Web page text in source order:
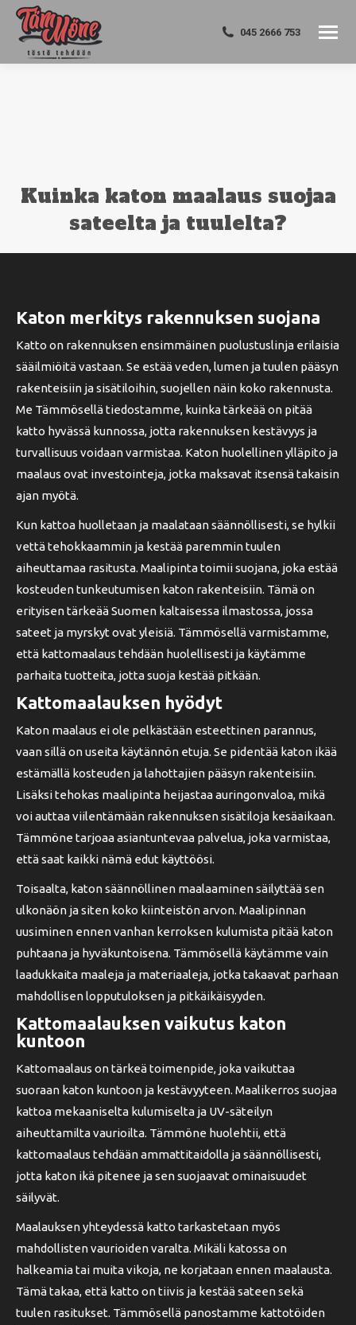
045 2666 753
Kuinka katon maalaus suojaa
sateelta ja tuulelta?
Katon merkitys rakennuksen suojana
Katto on rakennuksen ensimmäinen puolustuslinja erilaisia
sääilmiöitä vastaan. Se estää veden, lumen ja tuulen pääsyn
rakenteisiin ja sisätiloihin, suojellen näin koko rakennusta.
Me Tämmösellä tiedostamme, kuinka tärkeää on pitää
katto hyvässä kunnossa, jotta rakennuksen kestävyys ja
turvallisuus voidaan varmistaa. Katon huolellinen ylläpito ja
maalaus ovat investointeja, jotka maksavat itsensä takaisin
ajan myötä.
Kun kattoa huolletaan ja maalataan säännöllisesti, se hylkii
vettä tehokkaammin ja kestää paremmin tuulen
aiheuttamaa rasitusta. Maalipinta toimii suojana, joka estää
kosteuden tunkeutumisen katon rakenteisiin. Tämä on
erityisen tärkeää Suomen kaltaisessa ilmastossa, jossa
sateet ja myrskyt ovat yleisiä. Tämmösellä varmistamme,
että kattomaalaus tehdään huolellisesti ja käytämme
parhaita tuotteita, jotta suoja kestää pitkään.
Kattomaalauksen hyödyt
Katon maalaus ei ole pelkästään esteettinen parannus,
vaan sillä on useita käytännön etuja. Se pidentää katon ikää
estämällä kosteuden ja lahottajien pääsyn rakenteisiin.
Lisäksi tehokas maalipinta heijastaa auringonvaloa, mikä
voi auttaa viilentämään rakennuksen sisätiloja kesäaikaan.
Tämmöne tarjoaa asiantuntevaa palvelua, joka varmistaa,
että saat kaikki nämä edut käyttöösi.
Toisaalta, katon säännöllinen maalaaminen säilyttää sen
ulkonäön ja siten koko kiinteistön arvon. Maalipinnan
uusiminen ennen vanhan kerroksen kulumista pitää katon
puhtaana ja hyväkuntoisena. Tämmösellä käytämme vain
laadukkaita maaleja ja materiaaleja, jotka takaavat parhaan
mahdollisen lopputuloksen ja pitkäikäisyyden.
Kattomaalauksen vaikutus katon
kuntoon
Kattomaalaus on tärkeä toimenpide, joka vaikuttaa
suoraan katon kuntoon ja kestävyyteen. Maalikerros suojaa
kattoa mekaaniselta kulumiselta ja UV-säteilyn
aiheuttamilta vaurioilta. Tämmöne huolehtii, että
kattomaalaus tehdään ammattitaidolla ja säännöllisesti,
jotta katon ikä pitenee ja sen suojaavat ominaisuudet
säilyvät.
Maalauksen yhteydessä katto tarkastetaan myös
mahdollisten vaurioiden varalta. Mikäli katossa on
halkeamia tai muita vikoja, ne korjataan ennen maalausta.
Tämä takaa, että katto on tiivis ja kestää sateen sekä
tuulen rasitukset. Tämmösellä panostamme kattotöiden